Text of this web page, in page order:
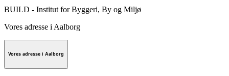
BUILD - Institut for Byggeri, By og Miljø
Vores adresse i Aalborg
Vores adresse i Aalborg